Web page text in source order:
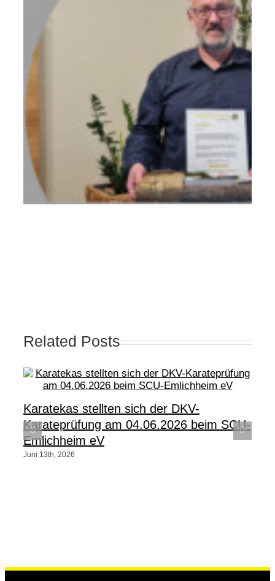
Related Posts
Karatekas stellten sich der DKV-
Karateprüfung am 04.06.2026 beim SCU-
Emlichheim eV
Juni 13th, 2026